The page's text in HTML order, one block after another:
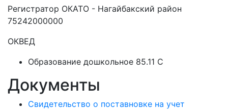
Регистратор ОКАТО - Нагайбакский район
75242000000
ОКВЕД
Образование дошкольное 85.11 C
Документы
Свидетельство о поставновке на учет